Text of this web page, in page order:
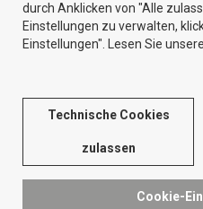
Email
info@sidergas.com
PRIVACY COOKIE POLICY
ESP
durch Anklicken von "Alle
Einstellungen zu verwalten,
Einstellungen". Lesen Sie
Technische Cookies
zulassen
Cookie-